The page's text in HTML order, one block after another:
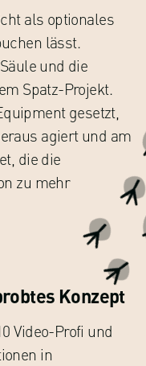
als optionales
lässt.
und die
Spatz-Projekt.
gesetzt,
agiert und am
die die
zu mehr
Konzept
Video-Profi und
in